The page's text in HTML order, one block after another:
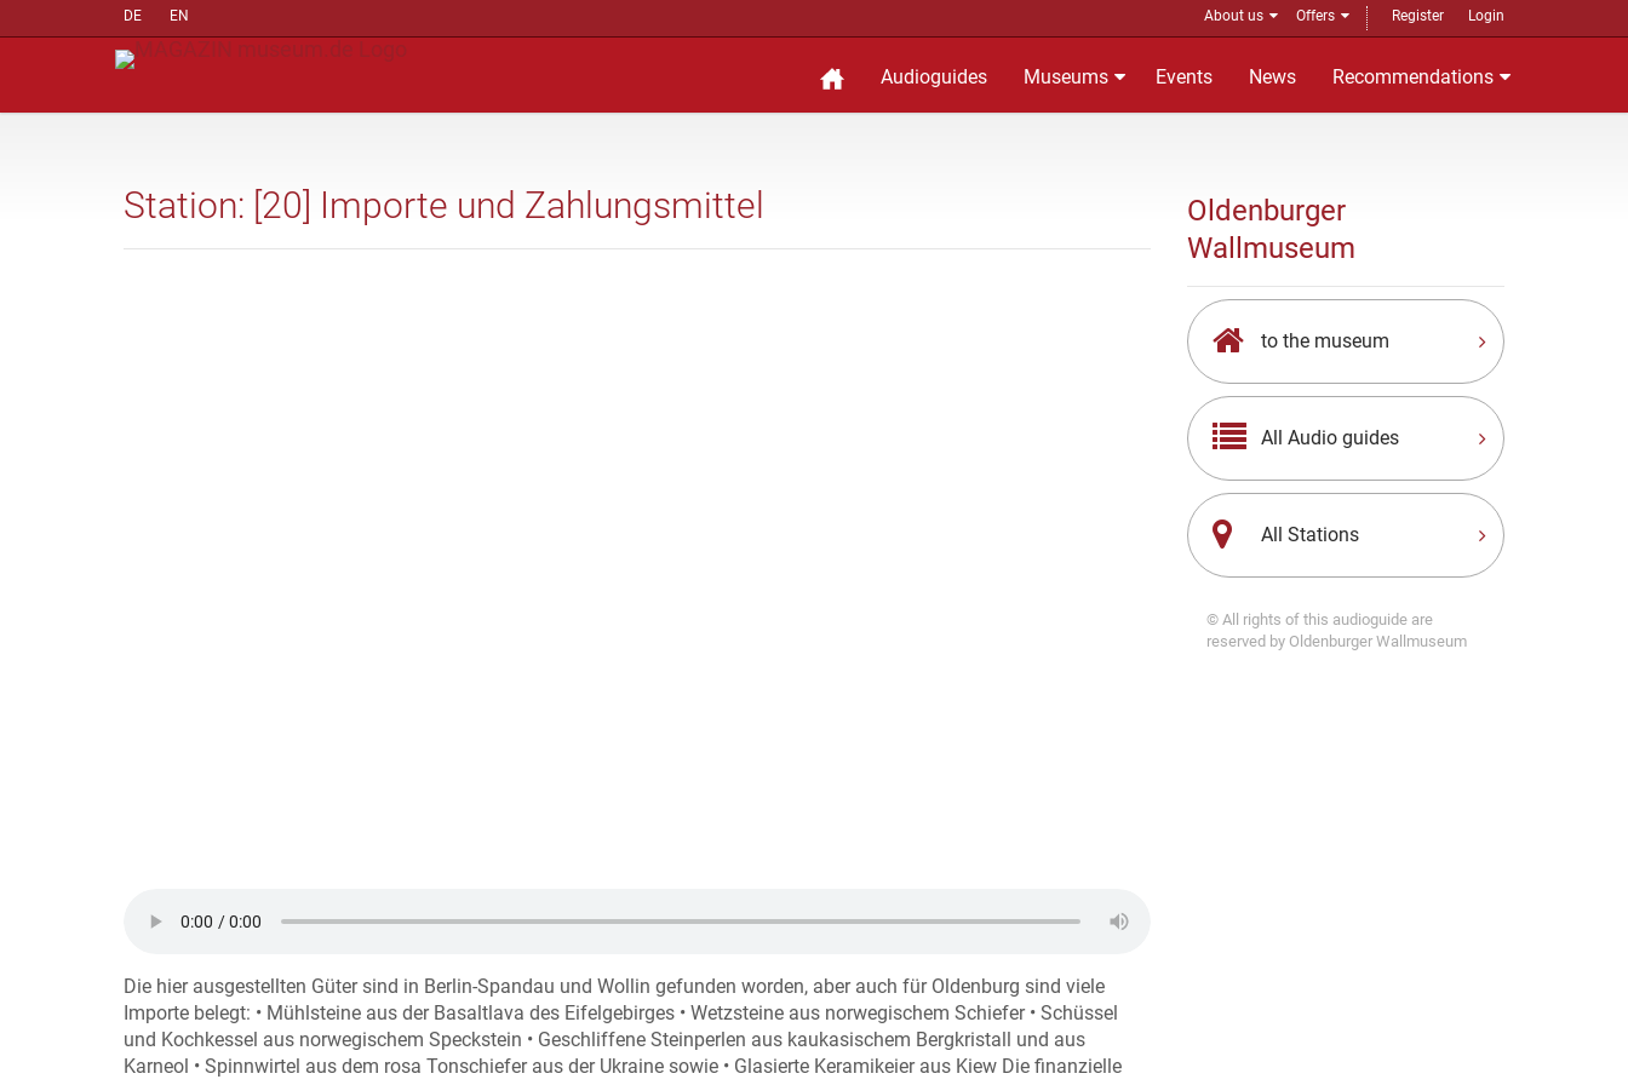
DE EN About us Offers Register Login
Audioguides Museums Events News Recommendations
Station: [20] Importe und Zahlungsmittel
Die hier ausgestellten Güter sind in Berlin-Spandau und Wollin gefunden worden, aber auch für Oldenburg sind viele
Importe belegt: • Mühlsteine aus der Basaltlava des Eifelgebirges • Wetzsteine aus norwegischem Schiefer • Schüssel
und Kochkessel aus norwegischem Speckstein • Geschliffene Steinperlen aus kaukasischem Bergkristall und aus
Karneol • Spinnwirtel aus dem rosa Tonschiefer aus der Ukraine sowie • Glasierte Keramikeier aus Kiew Die finanzielle
Oldenburger
Wallmuseum
to the museum
All Audio guides
All Stations
© All rights of this audioguide are
reserved by Oldenburger Wallmuseum